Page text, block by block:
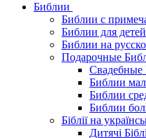
Библии
Библии с
Библии для детей
Библии на
Подарочные
Свадебные
Библии
Библии
Библии
Біблії на
Дитячі